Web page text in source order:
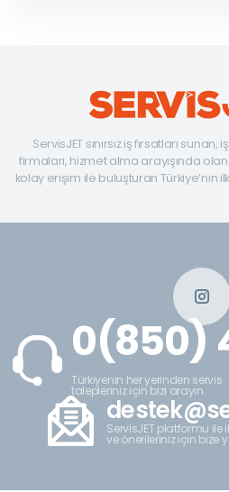
ServisJET sınırsız iş fırsatları
firmaları, hizmet alma arayışında olan
kolay erişim ile buluşturan Türkiye’nin
0(850)
Türkiyenin her yerinden servis
talepleriniz için bizi arayın.
ServisJET platformu ile
ve önerileriniz için bize